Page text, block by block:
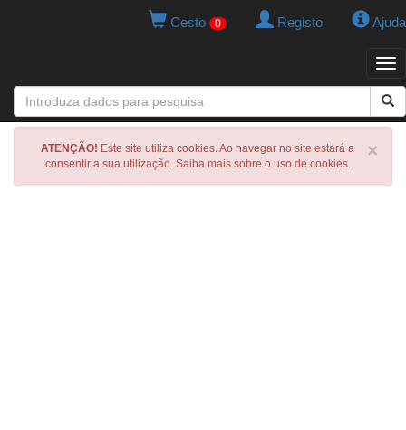
Cesto 0 Registo Ajuda
×
ATENÇÃO! Este site utiliza cookies. Ao navegar no site estará a
consentir a sua utilização. Saiba mais sobre o uso de cookies.